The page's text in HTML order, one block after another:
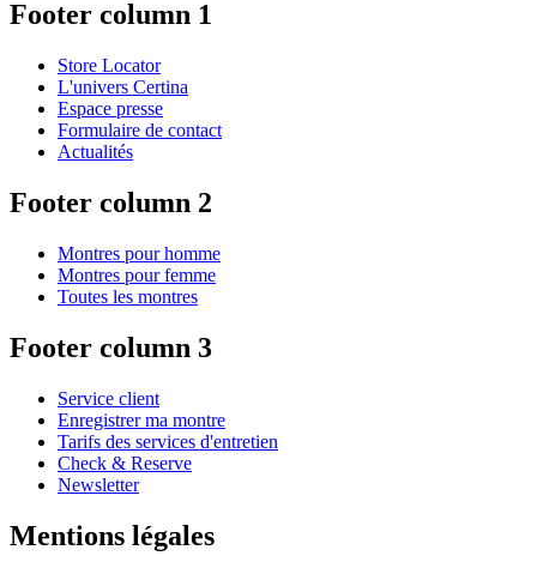
Footer column 1
Store Locator
L'univers Certina
Espace presse
Formulaire de contact
Actualités
Footer column 2
Montres pour homme
Montres pour femme
Toutes les montres
Footer column 3
Service client
Enregistrer ma montre
Tarifs des services d'entretien
Check & Reserve
Newsletter
Mentions légales